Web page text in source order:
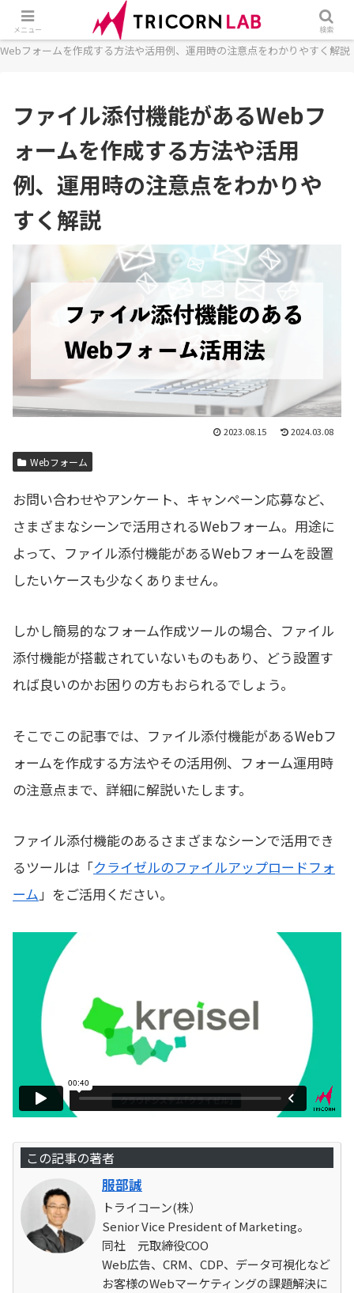
ホーム フォーム Webフォーム
ファイル添付機能がある
Webフォームを作成する方法や活用例、運用時の注意点をわかりやすく解説
ファイル添付機能があるWebフ
ォームを作成する方法や活用
例、運用時の注意点をわかりや
すく解説
2023.08.15 2024.03.08
Webフォーム
お問い合わせやアンケート、キャンペーン応募など、
さまざまなシーンで活用されるWebフォーム。用途に
よって、ファイル添付機能があるWebフォームを設置
したいケースも少なくありません。
しかし簡易的なフォーム作成ツールの場合、ファイル
添付機能が搭載されていないものもあり、どう設置す
れば良いのかお困りの方もおられるでしょう。
そこでこの記事では、ファイル添付機能があるWebフ
ォームを作成する方法やその活用例、フォーム運用時
の注意点まで、詳細に解説いたします。
ファイル添付機能のあるさまざまなシーンで活用でき
るツールは「クライゼルのファイルアップロードフォ
ーム」をご活用ください。
この記事の著者
服部誠
トライコーン(株）
Senior Vice President of Marketing。
同社 元取締役COO
Web広告、CRM、CDP、データ可視化など
お客様のWebマーケティングの課題解決に
メニュー 検索